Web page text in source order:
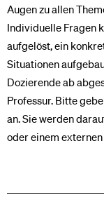
Augen zu allen
Individuelle Fragen
aufgelöst, ein
Situationen
Dozierende ab
Professur. Bitte
an. Sie werden
oder einem